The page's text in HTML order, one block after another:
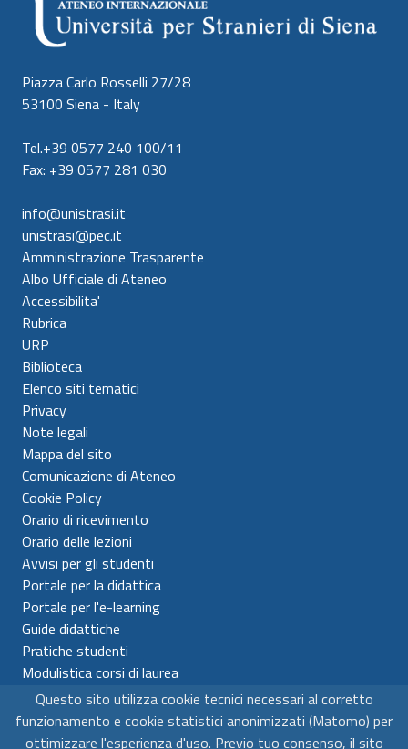
Questo sito utilizza cookie tecnici necessari al corretto
funzionamento e cookie statistici anonimizzati (Matomo) per
ottimizzare l'esperienza d'uso. Previo tuo consenso, il sito
Piazza Carlo Rosselli 27/28
53100 Siena - Italy
Tel.+39 0577 240 100/11
Fax: +39 0577 281 030
info@unistrasi.it
unistrasi@pec.it
Amministrazione Trasparente
Albo Ufficiale di Ateneo
Accessibilita'
Rubrica
URP
Biblioteca
Elenco siti tematici
Privacy
Note legali
Mappa del sito
Comunicazione di Ateneo
Cookie Policy
Orario di ricevimento
Orario delle lezioni
Avvisi per gli studenti
Portale per la didattica
Portale per l'e-learning
Guide didattiche
Pratiche studenti
Modulistica corsi di laurea
Universitá per Stranieri di Siena
C.F. 80007610522 - P.IVA 00980510523